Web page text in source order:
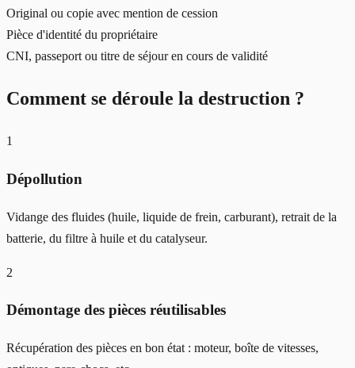
Original ou copie avec mention de cession
Pièce d'identité du propriétaire
CNI, passeport ou titre de séjour en cours de validité
Comment se déroule la destruction ?
1
Dépollution
Vidange des fluides (huile, liquide de frein, carburant), retrait de la
batterie, du filtre à huile et du catalyseur.
2
Démontage des pièces réutilisables
Récupération des pièces en bon état : moteur, boîte de vitesses,